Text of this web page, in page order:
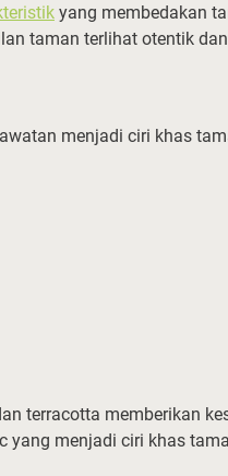
yang membedakan
taman terlihat otentik
menjadi ciri khas
terracotta memberikan
yang menjadi ciri khas